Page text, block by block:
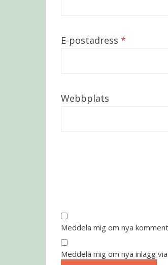
E-postadress *
Webbplats
Meddela mig om nya
Meddela mig om nya inlägg